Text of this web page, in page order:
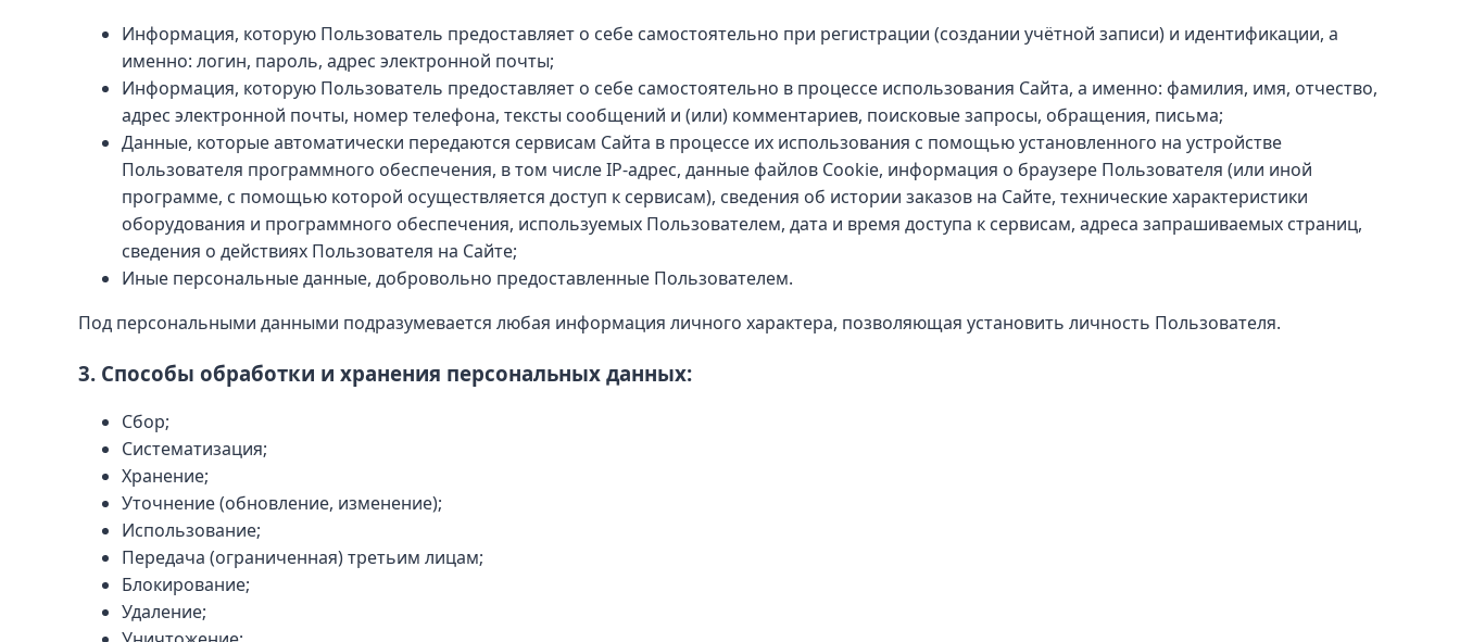
Информация, которую Пользователь предоставляет о себе самостоятельно при регистрации (создании учётной записи) и идентификации, а
именно: логин, пароль, адрес электронной почты;
Информация, которую Пользователь предоставляет о себе самостоятельно в процессе использования Сайта, а именно: фамилия, имя, отчество,
адрес электронной почты, номер телефона, тексты сообщений и (или) комментариев, поисковые запросы, обращения, письма;
Данные, которые автоматически передаются сервисам Сайта в процессе их использования с помощью установленного на устройстве
Пользователя программного обеспечения, в том числе IP-адрес, данные файлов Cookie, информация о браузере Пользователя (или иной
программе, с помощью которой осуществляется доступ к сервисам), сведения об истории заказов на Сайте, технические характеристики
оборудования и программного обеспечения, используемых Пользователем, дата и время доступа к сервисам, адреса запрашиваемых страниц,
сведения о действиях Пользователя на Сайте;
Иные персональные данные, добровольно предоставленные Пользователем.
Под персональными данными подразумевается любая информация личного характера, позволяющая установить личность Пользователя.
3. Способы обработки и хранения персональных данных:
Сбор;
Систематизация;
Хранение;
Уточнение (обновление, изменение);
Использование;
Передача (ограниченная) третьим лицам;
Блокирование;
Удаление;